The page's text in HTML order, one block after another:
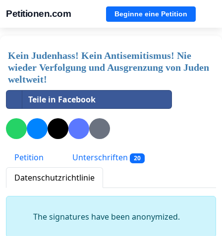
Petitionen.com Beginne eine Petition
Kein Judenhass! Kein Antisemitismus! Nie
wieder Verfolgung und Ausgrenzung von Juden
weltweit!
Teile in Facebook
Petition Unterschriften 20
Datenschutzrichtlinie
The signatures have been anonymized.